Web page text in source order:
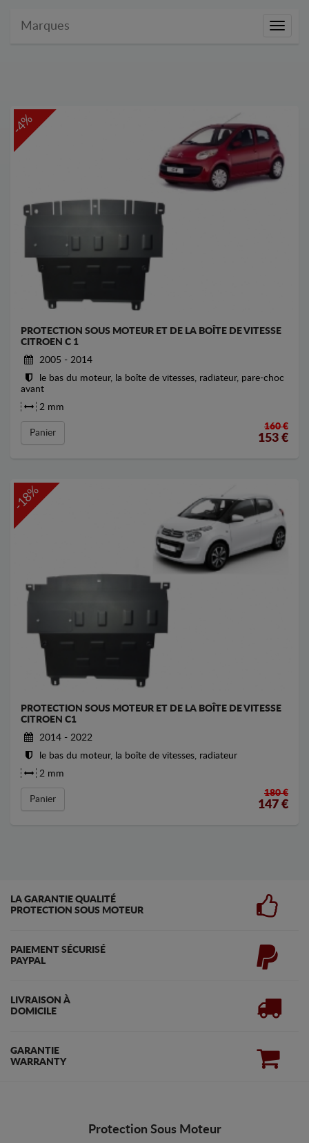
Marques
-4%
PROTECTION SOUS MOTEUR ET DE LA BOÎTE DE VITESSE
CITROEN C 1
2005 - 2014
le bas du moteur, la boîte de vitesses, radiateur, pare-choc
avant
2 mm
Panier
160 €
153 €
-18%
PROTECTION SOUS MOTEUR ET DE LA BOÎTE DE VITESSE
CITROEN C1
2014 - 2022
le bas du moteur, la boîte de vitesses, radiateur
2 mm
Panier
180 €
147 €
LA GARANTIE QUALITÉ
PROTECTION SOUS MOTEUR
PAIEMENT SÉCURISÉ
PAYPAL
LIVRAISON À
DOMICILE
GARANTIE
WARRANTY
Protection Sous Moteur